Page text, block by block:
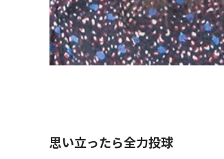
思い立ったら全力投球